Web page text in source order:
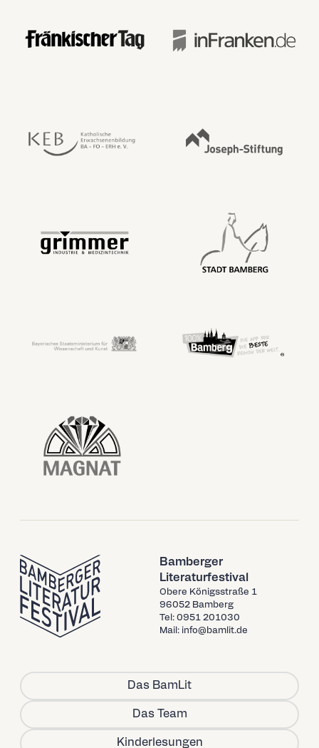
Bamberger
Literaturfestival
Obere Königsstraße 1
96052 Bamberg
Tel: 0951 201030
Mail: info@bamlit.de
Das BamLit
Das Team
Kinderlesungen